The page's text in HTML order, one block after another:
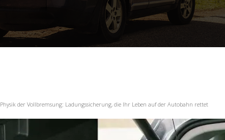
der Vollbremsung: Ladungssicherung, die Ihr Leben auf der Autobahn rettet